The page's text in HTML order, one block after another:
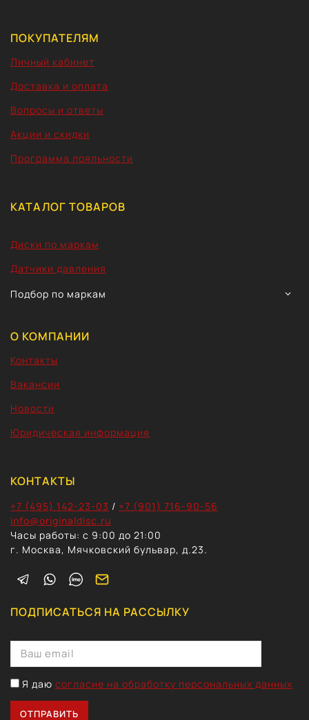
ПОКУПАТЕЛЯМ
Личный кабинет
Доставка и оплата
Вопросы и ответы
Акции и скидки
Программа лояльности
КАТАЛОГ ТОВАРОВ
Диски по маркам
Датчики давления
Подбор по маркам
О КОМПАНИИ
Контакты
Вакансии
Новости
Юридическая информация
КОНТАКТЫ
+7 (495) 142-23-03 / +7 (901) 716-90-56
info@originaldisc.ru
Часы работы: с 9:00 до 21:00
г. Москва, Мячковский бульвар, д.23.
ПОДПИСАТЬСЯ НА РАССЫЛКУ
Я даю согласие на обработку персональных данных